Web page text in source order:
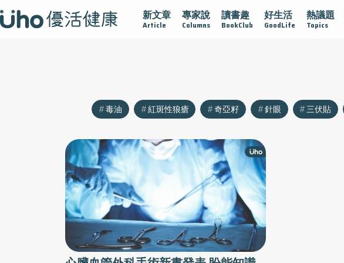
新文章
Article
專家說
Columns
讀書趣
BookClub
好生活
GoodLife
熱議題
Topics
黏 守護腺在 疫情保衛戰 再生醫學 愛的未來視 認識攝護腺肥大
毒油 紅斑性狼瘡 奇亞籽 針眼 三伏貼